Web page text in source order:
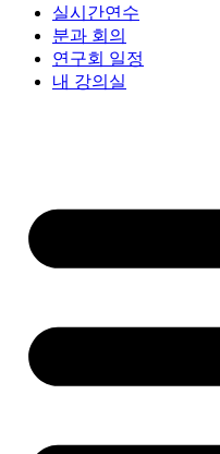
실시간연수
분과 회의
연구회 일정
내 강의실